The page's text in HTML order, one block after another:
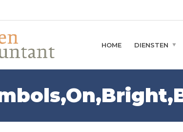
HOME DIENSTEN